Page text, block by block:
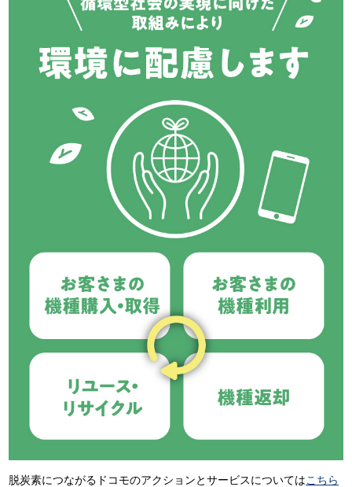
脱炭素につながるドコモのアクションとサービスについてはこちら